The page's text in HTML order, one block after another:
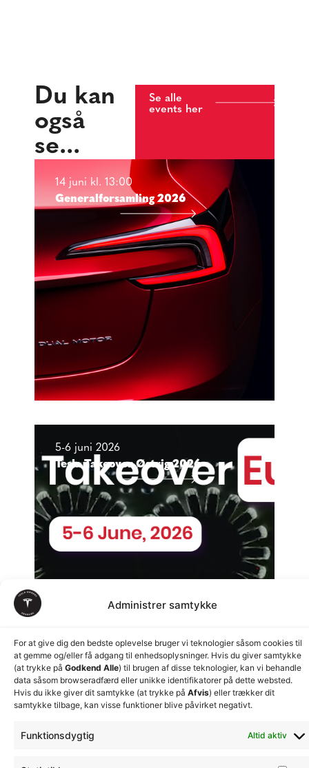
Administrer samtykke
For at give dig den bedste oplevelse bruger vi teknologier såsom cookies til
at gemme og/eller få adgang til enhedsoplysninger. Hvis du giver samtykke
(at trykke på Godkend Alle) til brugen af disse teknologier, kan vi behandle
data såsom browseradfærd eller unikke identifikatorer på dette websted.
Hvis du ikke giver dit samtykke (at trykke på Afvis) eller trækker dit
samtykke tilbage, kan visse funktioner blive påvirket negativt.
Funktionsdygtig Altid aktiv
Du kan
også
se...
Se alle
events her
14 juni kl. 13:00
Generalforsamling 2026
5-6 juni 2026
Tesla Takeover Østrig 2026